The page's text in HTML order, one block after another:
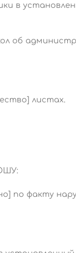
в
об
листах.
по факту